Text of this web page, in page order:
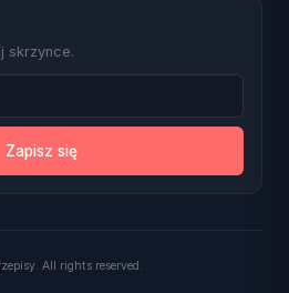
skrzynce.
Zapisz się
All rights reserved.